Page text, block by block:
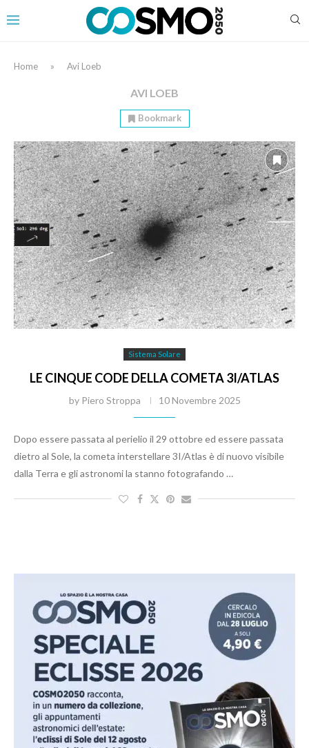
Home » Avi Loeb
AVI LOEB
Bookmark
Sistema Solare
LE CINQUE CODE DELLA COMETA 3I/ATLAS
by Piero Stroppa 10 Novembre 2025
Dopo essere passata al perielio il 29 ottobre ed essere passata
dietro al Sole, la cometa interstellare 3I/Atlas è di nuovo visibile
dalla Terra e gli astronomi la stanno fotografando …